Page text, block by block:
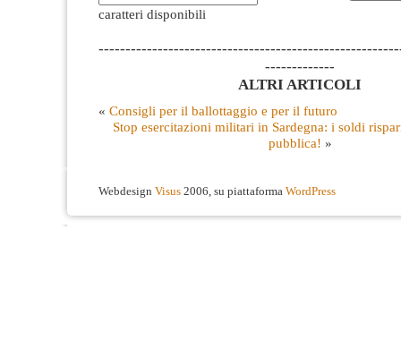
caratteri disponibili
-------------
ALTRI ARTICOLI
« Consigli per il ballottaggio e per il futuro
Stop esercitazioni militari in Sardegna: i soldi
pubblica! »
Webdesign Visus 2006, su piattaforma WordPress